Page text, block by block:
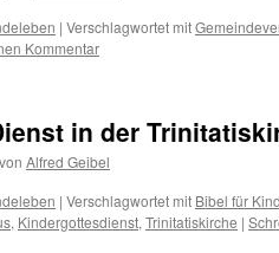
| Verschlagwortet mit
Kommentar
in der
von Alfred Geibel
| Verschlagwortet mit Bibel für
, Kindergottesdienst, Trinitatiskirche |